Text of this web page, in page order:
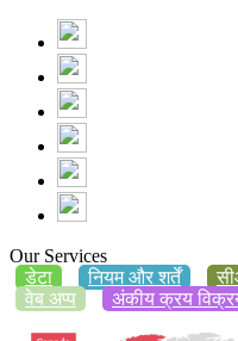
Our Services
डेटा
नियम और शर्तें
वेब अप्प
अंकीय क्रय